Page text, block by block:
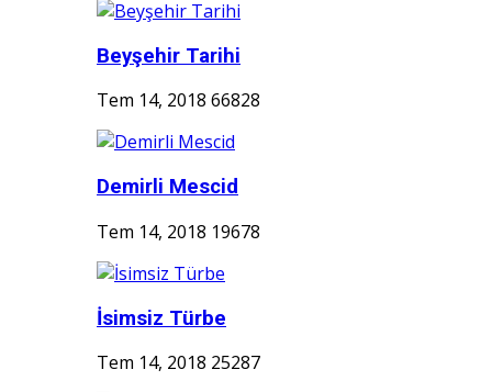
Beyşehir Tarihi
Tem 14, 2018 66828
Demirli Mescid
Tem 14, 2018 19678
İsimsiz Türbe
Tem 14, 2018 25287